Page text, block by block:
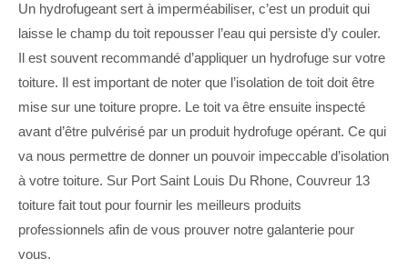
Un hydrofugeant sert à imperméabiliser, c’est un produit qui
laisse le champ du toit repousser l’eau qui persiste d’y couler.
Il est souvent recommandé d’appliquer un hydrofuge sur votre
toiture. Il est important de noter que l’isolation de toit doit être
mise sur une toiture propre. Le toit va être ensuite inspecté
avant d’être pulvérisé par un produit hydrofuge opérant. Ce qui
va nous permettre de donner un pouvoir impeccable d’isolation
à votre toiture. Sur Port Saint Louis Du Rhone, Couvreur 13
toiture fait tout pour fournir les meilleurs produits
professionnels afin de vous prouver notre galanterie pour
vous.